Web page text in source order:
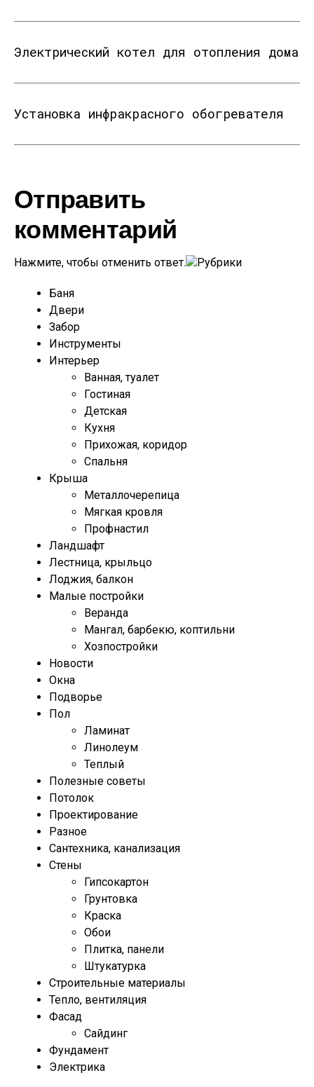
Электрический котел для отопления дома
Установка инфракрасного обогревателя
Отправить
комментарий
Нажмите, чтобы отменить ответ. Рубрики
Баня
Двери
Забор
Инструменты
Интерьер
Ванная, туалет
Гостиная
Детская
Кухня
Прихожая, коридор
Спальня
Крыша
Металлочерепица
Мягкая кровля
Профнастил
Ландшафт
Лестница, крыльцо
Лоджия, балкон
Малые постройки
Веранда
Мангал, барбекю, коптильни
Хозпостройки
Новости
Окна
Подворье
Пол
Ламинат
Линолеум
Теплый
Полезные советы
Потолок
Проектирование
Разное
Сантехника, канализация
Стены
Гипсокартон
Грунтовка
Краска
Обои
Плитка, панели
Штукатурка
Строительные материалы
Тепло, вентиляция
Фасад
Сайдинг
Фундамент
Электрика